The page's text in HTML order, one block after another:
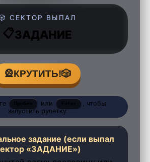
СЕКТОР ВЫПАЛ
📋ЗАДАНИЕ
🎡КРУТИТЬ!🎲
или
, чтобы
запустить рулетку
задание (если выпал
«ЗАДАНИЕ»)